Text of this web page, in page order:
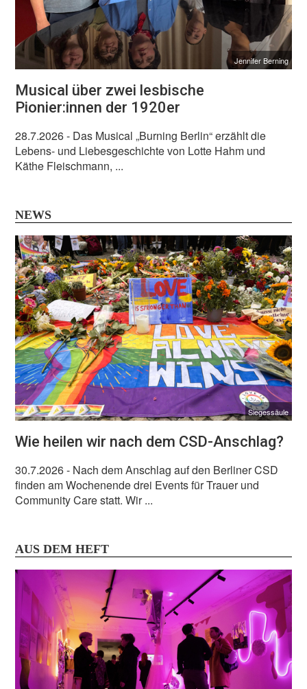
Jennifer Berning
Musical über zwei lesbische
Pionier:innen der 1920er
28.7.2026- Das Musical „Burning Berlin“ erzählt die
Lebens- und Liebesgeschichte von Lotte Hahm und
Käthe Fleischmann, ...
NEWS
Siegessäule
Wie heilen wir nach dem CSD-Anschlag?
30.7.2026- Nach dem Anschlag auf den Berliner CSD
finden am Wochenende drei Events für Trauer und
Community Care statt. Wir ...
AUS DEM HEFT